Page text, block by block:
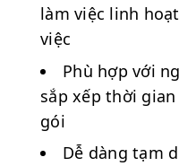
làm việc linh
việc
Phù hợp với
sắp xếp thời
gói
Dễ dàng tạm